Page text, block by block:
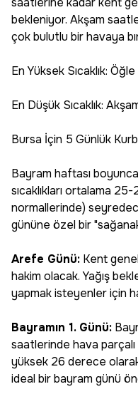
bekleniyor. Akşam
çok bulutlu bir havaya
En Yüksek Sıcaklık:
En Düşük Sıcaklık:
Bursa İçin 5 Günlük
Bayram haftası
sıcaklıkları ortalama
normallerinde)
gününe özel bir
Arefe Günü: Kent
hakim olacak. Yağış
yapmak isteyenler için
Bayramın 1. Günü:
saatlerinde hava parçalı
yüksek 26 derece
ideal bir bayram günü